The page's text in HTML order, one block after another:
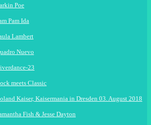
Poe
Pam Ida
Lambert
Nuevo
23
meets Classic
Kaiser, Kaisermania in Dresden 03. August 2018
Fish & Jesse Dayton